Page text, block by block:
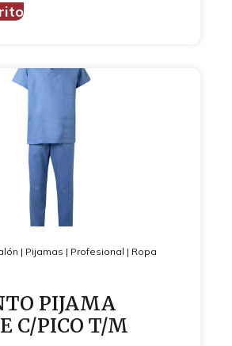
| Pijamas | Profesional | Ropa
PIJAMA
C/PICO T/M